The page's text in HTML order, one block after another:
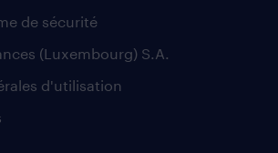
de sécurité
(Luxembourg) S.A.
d'utilisation